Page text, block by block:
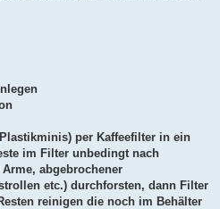
per Kaffeefilter in ein
im Filter unbedingt nach
abgebrochener
etc.) durchforsten, dann Filter
reinigen die noch im Behälter